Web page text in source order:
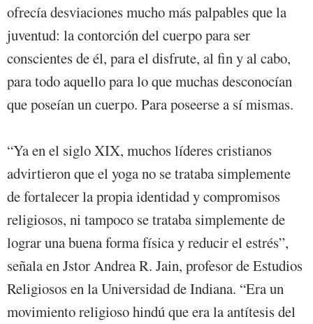
ofrecía desviaciones mucho más palpables que la
juventud: la contorción del cuerpo para ser
conscientes de él, para el disfrute, al fin y al cabo,
para todo aquello para lo que muchas desconocían
que poseían un cuerpo. Para poseerse a sí mismas.
“Ya en el siglo XIX, muchos líderes cristianos
advirtieron que el yoga no se trataba simplemente
de fortalecer la propia identidad y compromisos
religiosos, ni tampoco se trataba simplemente de
lograr una buena forma física y reducir el estrés”,
señala en Jstor Andrea R. Jain, profesor de Estudios
Religiosos en la Universidad de Indiana. “Era un
movimiento religioso hindú que era la antítesis del